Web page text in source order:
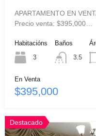
APARTAMENTO EN
Precio venta: $395,000…
Habitacións
3
Baños
3.5
En Venta
$395,000
Destacado